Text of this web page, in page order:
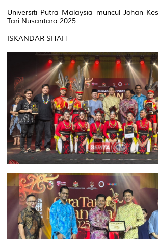
Universiti Putra Malaysia muncul Johan
Tari Nusantara 2025.
ISKANDAR SHAH